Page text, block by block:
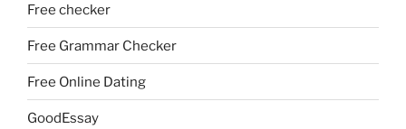
Free checker
Free Grammar Checker
Free Online Dating
GoodEssay